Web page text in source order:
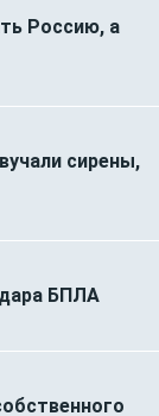
Россию, а
сирены,
БПЛА